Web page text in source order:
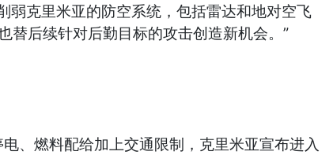
弱克里米亚的防空系统，包括雷达和地对空飞
替后续针对后勤目标的攻击创造新机会。”
、燃料配给加上交通限制，克里米亚宣布进入